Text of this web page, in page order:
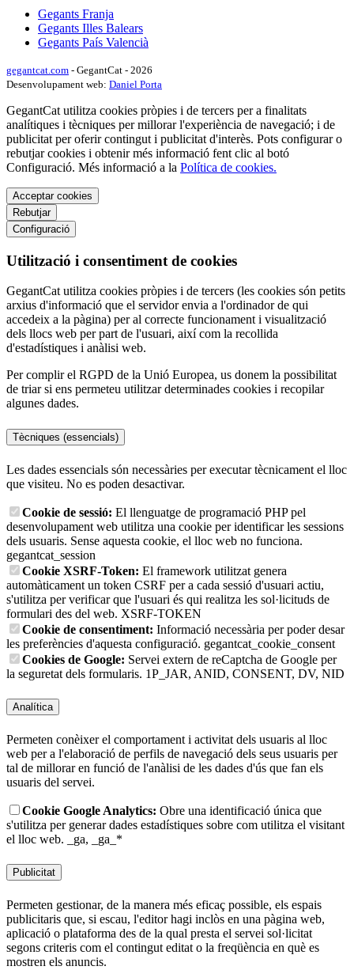
Gegants Franja
Gegants Illes Balears
Gegants País Valencià
gegantcat.com - GegantCat - 2026
Desenvolupament web: Daniel Porta
GegantCat utilitza cookies pròpies i de tercers per a finalitats
analítiques i tècniques per millorar l'experiència de navegació; i de
publicitat per oferir contingut i publicitat d'interès. Pots configurar o
rebutjar cookies i obtenir més informació fent clic al botó
Configuració. Més informació a la Política de cookies.
Acceptar cookies
Rebutjar
Configuració
Utilització i consentiment de cookies
GegantCat utilitza cookies pròpies i de tercers (les cookies són petits
arxius d'informació que el servidor envia a l'ordinador de qui
accedeix a la pàgina) per al correcte funcionament i visualització
dels llocs web per part de l'usuari, així com la recollida
d'estadístiques i anàlisi web.
Per complir el RGPD de la Unió Europea, us donem la possibilitat
de triar si ens permeteu utilitzar determinades cookies i recopilar
algunes dades.
Tècniques (essencials)
Les dades essencials són necessàries per executar tècnicament el lloc
que visiteu. No es poden desactivar.
Cookie de sessió: El llenguatge de programació PHP pel
desenvolupament web utilitza una cookie per identificar les sessions
dels usuaris. Sense aquesta cookie, el lloc web no funciona.
gegantcat_session
Cookie XSRF-Token: El framework utilitzat genera
automàticament un token CSRF per a cada sessió d'usuari actiu,
s'utilitza per verificar que l'usuari és qui realitza les sol·licituds de
formulari des del web. XSRF-TOKEN
Cookie de consentiment: Informació necessària per poder desar
les preferències d'aquesta configuració. gegantcat_cookie_consent
Cookies de Google: Servei extern de reCaptcha de Google per
la seguretat dels formularis. 1P_JAR, ANID, CONSENT, DV, NID
Analítica
Permeten conèixer el comportament i activitat dels usuaris al lloc
web per a l'elaboració de perfils de navegació dels seus usuaris per
tal de millorar en funció de l'anàlisi de les dades d'ús que fan els
usuaris del servei.
Cookie Google Analytics: Obre una identificació única que
s'utilitza per generar dades estadístiques sobre com utilitza el visitant
el lloc web.
_ga, _ga_*
Publicitat
Permeten gestionar, de la manera més eficaç possible, els espais
publicitaris que, si escau, l'editor hagi inclòs en una pàgina web,
aplicació o plataforma des de la qual presta el servei sol·licitat
segons criteris com el contingut editat o la freqüència en què es
mostren els anuncis.